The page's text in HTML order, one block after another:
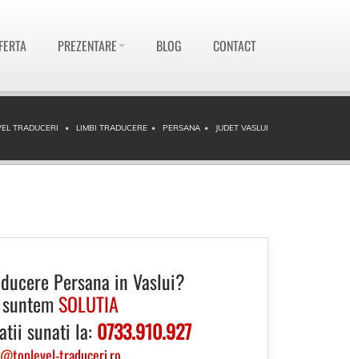
PREZENTARE BLOG CONTACT
TRADUCERI LIMBI TRADUCERE PERSANA JUDET VASLUI
Persana in Vaslui?
SOLUTIA
sunati la: 0733.910.927